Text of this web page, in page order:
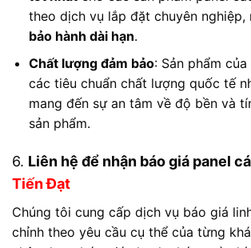
theo dịch vụ lắp đặt chuyên nghiệp,
bảo hành dài hạn.
Chất lượng đảm bảo: Sản phẩm
các tiêu chuẩn chất lượng quốc tế
mang đến sự an tâm về độ bền và
sản phẩm.
6. Liên hệ để nhận báo giá panel
Tiến Đạt
Chúng tôi cung cấp dịch vụ báo giá
chỉnh theo yêu cầu cụ thể của từng